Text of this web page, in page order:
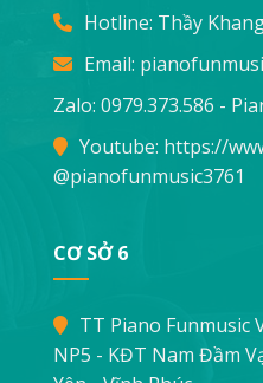
Hotline: Thầy
Email:
Zalo: 0979.373.586 -
Youtube: https://
@pianofunmusic3761
CƠ SỞ 6
TT Piano Funmusic
NP5 - KĐT Nam Đầm